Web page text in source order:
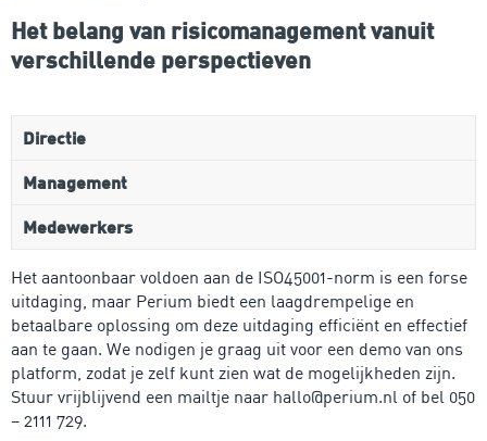
Het belang van risicomanagement vanuit
verschillende perspectieven
Directie
Management
Medewerkers
Het aantoonbaar voldoen aan de ISO45001-norm is een forse
uitdaging, maar Perium biedt een laagdrempelige en
betaalbare oplossing om deze uitdaging efficiënt en effectief
aan te gaan. We nodigen je graag uit voor een demo van ons
platform, zodat je zelf kunt zien wat de mogelijkheden zijn.
Stuur vrijblijvend een mailtje naar hallo@perium.nl of bel 050
– 2111 729.